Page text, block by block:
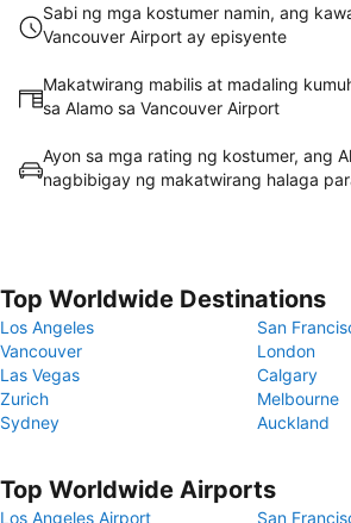
Sabi ng mga kostumer namin, ang
Vancouver Airport ay episyente
Makatwirang mabilis at madaling
sa Alamo sa Vancouver Airport
Ayon sa mga rating ng kostumer, ang
nagbibigay ng makatwirang halaga
Top Worldwide Destinations
Los Angeles
San
Vancouver
London
Las Vegas
Calgary
Zurich
Melbourne
Sydney
Auckland
Top Worldwide Airports
Los Angeles Airport San